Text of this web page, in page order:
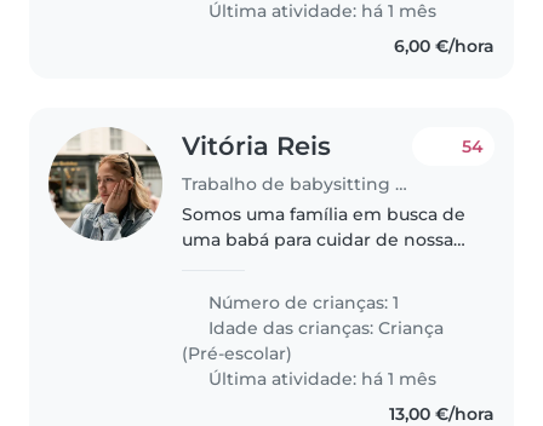
Última atividade: há 1 mês
6,00 €/hora
Vitória Reis
Trabalho de babysitting em Camarate
54
Somos uma família em busca de
uma babá para cuidar de nossa
Número de crianças: 1
Idade das crianças:Criança
(Pré-escolar)
Última atividade: há 1 mês
13,00 €/hora